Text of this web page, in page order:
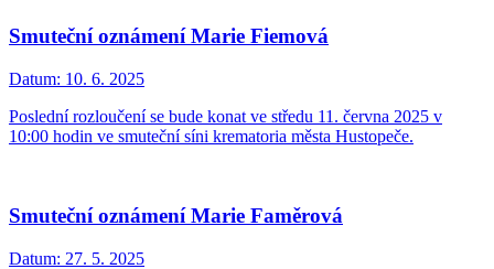
Smuteční oznámení Marie Fiemová
Datum: 10. 6. 2025
Poslední rozloučení se bude konat ve středu 11. června 2025 v
10:00 hodin ve smuteční síni krematoria města Hustopeče.
Smuteční oznámení Marie Faměrová
Datum: 27. 5. 2025